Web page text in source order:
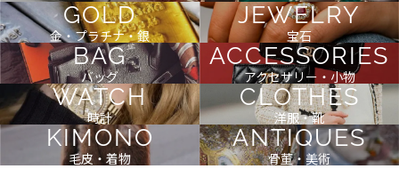
GOLD
金・プラチナ・銀
JEWELRY
宝石
BAG
バッグ
ACCESSORIES
アクセサリー・小物
WATCH
時計
CLOTHES
洋服・靴
KIMONO
毛皮・着物
ANTIQUES
骨董・美術